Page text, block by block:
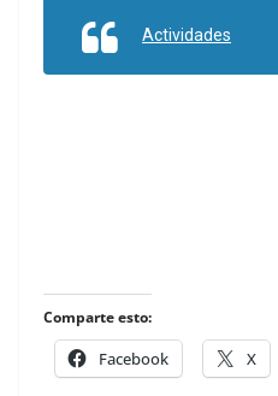
Actividades
Comparte esto:
Facebook X